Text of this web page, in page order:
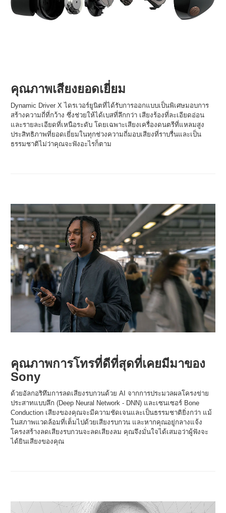
คุณภาพเสียงยอดเยี่ยม
Dynamic Driver X ไดรเวอร์ยูนิตที่ได้รับการออกแบบเป็นพิเศษมอบการ
สร้างความถี่ที่กว้าง ซึ่งช่วยให้ได้เบสที่ลึกกว่า เสียงร้องที่ละเอียดอ่อน
และรายละเอียดที่เหนือระดับ โดยเฉพาะเสียงเครื่องดนตรีที่แหลมสูง
ประสิทธิภาพที่ยอดเยี่ยมในทุกช่วงความถี่มอบเสียงที่ราบรื่นและเป็น
ธรรมชาติไม่ว่าคุณจะฟังอะไรก็ตาม
คุณภาพการโทรที่ดีที่สุดที่เคยมีมาของ
Sony
ด้วยอัลกอริทึมการลดเสียงรบกวนด้วย AI จากการประมวลผลโครงข่าย
ประสาทแบบลึก (Deep Neural Network - DNN) และเซนเซอร์ Bone
Conduction เสียงของคุณจะมีความชัดเจนและเป็นธรรมชาติยิ่งกว่า แม้
ในสภาพแวดล้อมที่เต็มไปด้วยเสียงรบกวน และหากคุณอยู่กลางแจ้ง
โครงสร้างลดเสียงรบกวนจะลดเสียงลม คุณจึงมั่นใจได้เสมอว่าผู้ฟังจะ
ได้ยินเสียงของคุณ